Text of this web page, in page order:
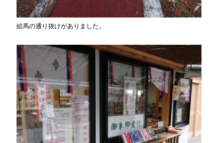
絵馬の通り抜けがありました。